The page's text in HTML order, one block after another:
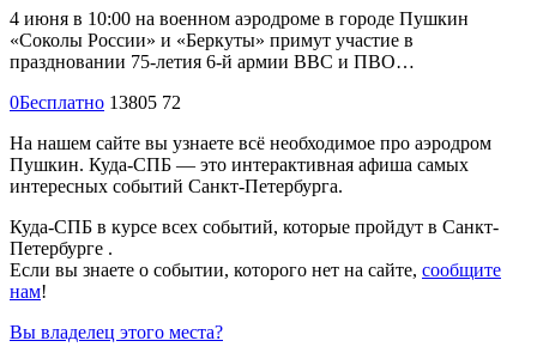
4 июня в 10:00 на военном аэродроме в городе Пушкин
«Соколы России» и «Беркуты» примут участие в
праздновании 75-летия 6-й армии ВВС и ПВО…
0Бесплатно 13805 72
На нашем сайте вы узнаете всё необходимое про аэродром
Пушкин. Куда-СПБ — это интерактивная афиша самых
интересных событий Санкт-Петербурга.
Куда-СПБ в курсе всех событий, которые пройдут в Санкт-
Петербурге .
Если вы знаете о событии, которого нет на сайте, сообщите
нам!
Вы владелец этого места?